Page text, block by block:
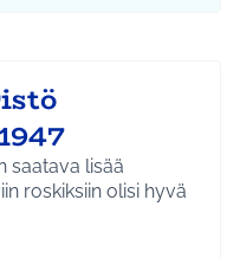
saatava lisää
roskiksiin olisi hyvä